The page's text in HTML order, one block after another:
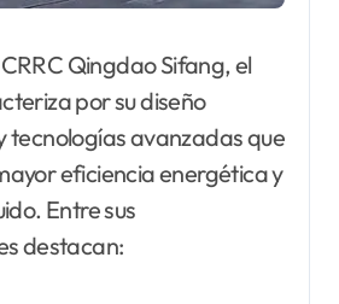
Qingdao Sifang, el
por su diseño
tecnologías avanzadas que
eficiencia energética y
Entre sus
destacan: